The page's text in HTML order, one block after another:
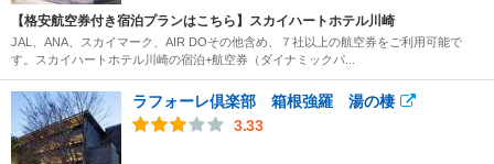
【格安航空券付き宿泊プランはこちら】スカイハートホテル川崎
JAL、ANA、スカイマーク、AIR DOその他含め、７社以上の航空券をご利用可能で
す。スカイハートホテル川崎の宿泊+航空券（ダイナミックパ...
ラフォーレ倶楽部 箱根強羅 湯の棲
3.33